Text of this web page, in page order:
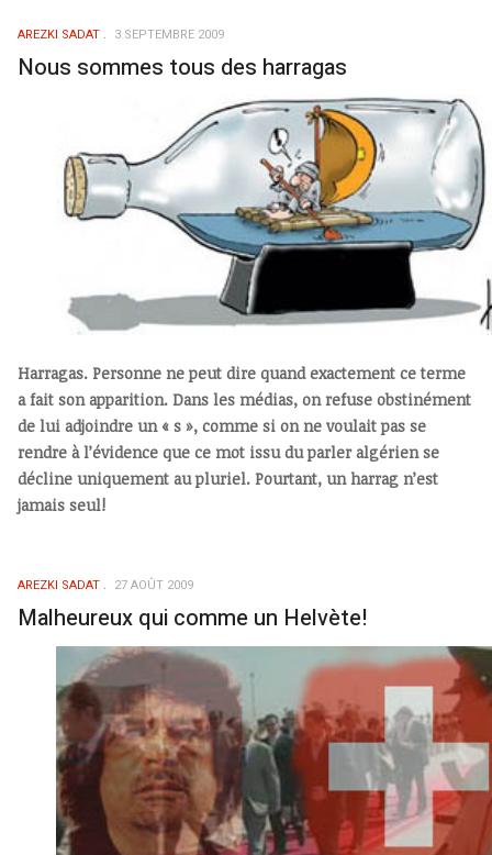
AREZKI SADAT 3 SEPTEMBRE 2009
Nous sommes tous des harragas
Harragas. Personne ne peut dire quand exactement ce terme
a fait son apparition. Dans les médias, on refuse obstinément
de lui adjoindre un « s », comme si on ne voulait pas se
rendre à l’évidence que ce mot issu du parler algérien se
décline uniquement au pluriel. Pourtant, un harrag n’est
jamais seul!
AREZKI SADAT 27 AOÛT 2009
Malheureux qui comme un Helvète!